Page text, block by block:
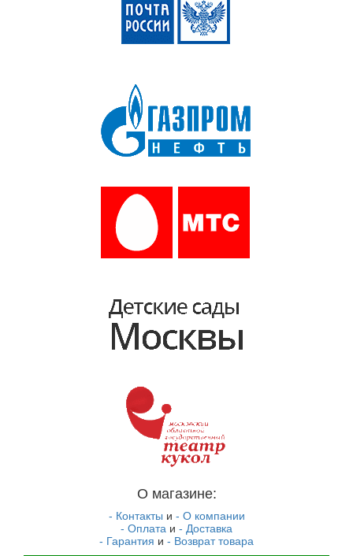
О магазине:
- Контакты и - О компании
- Оплата и - Доставка
- Гарантия и - Возврат товара